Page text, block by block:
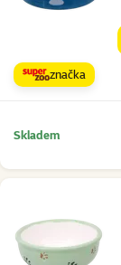
značka
Skladem